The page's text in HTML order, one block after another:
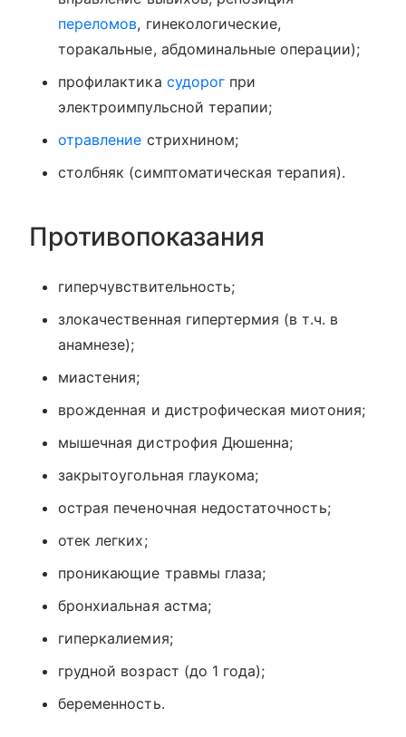
переломов, гинекологические,
торакальные, абдоминальные операции);
профилактика судорогпри
электроимпульсной терапии;
отравление стрихнином;
столбняк (симптоматическая терапия).
Противопоказания
гиперчувствительность;
злокачественная гипертермия (в т.ч. в
анамнезе);
миастения;
врожденная и дистрофическая миотония;
мышечная дистрофия Дюшенна;
закрытоугольная глаукома;
острая печеночная недостаточность;
отек легких;
проникающие травмы глаза;
бронхиальная астма;
гиперкалиемия;
грудной возраст (до 1 года);
беременность.